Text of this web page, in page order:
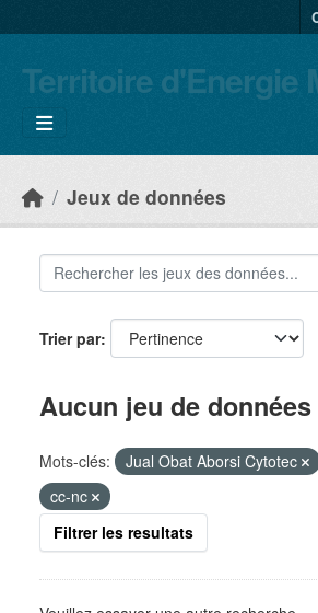
Territoire d'Energie
Jeux de données
Trier par
Aucun jeu de
Mots-clés: Jual Obat Aborsi Cytotec
cc-nc
Filtrer les resultats